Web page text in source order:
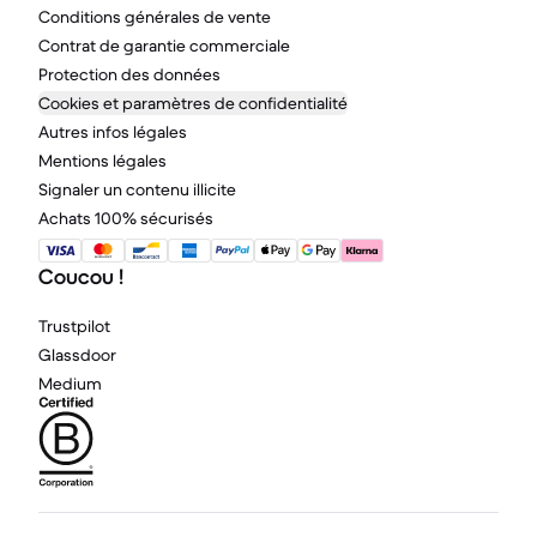
Conditions générales de vente
Contrat de garantie commerciale
Protection des données
Cookies et paramètres de confidentialité
Autres infos légales
Mentions légales
Signaler un contenu illicite
Achats 100% sécurisés
Coucou !
Trustpilot
Glassdoor
Medium